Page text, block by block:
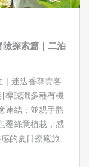
探索篇｜二泊
迷迭香尊貴客
導認識多種有機
連結；並親手體
覆綠意植栽，感
的夏日療癒旅